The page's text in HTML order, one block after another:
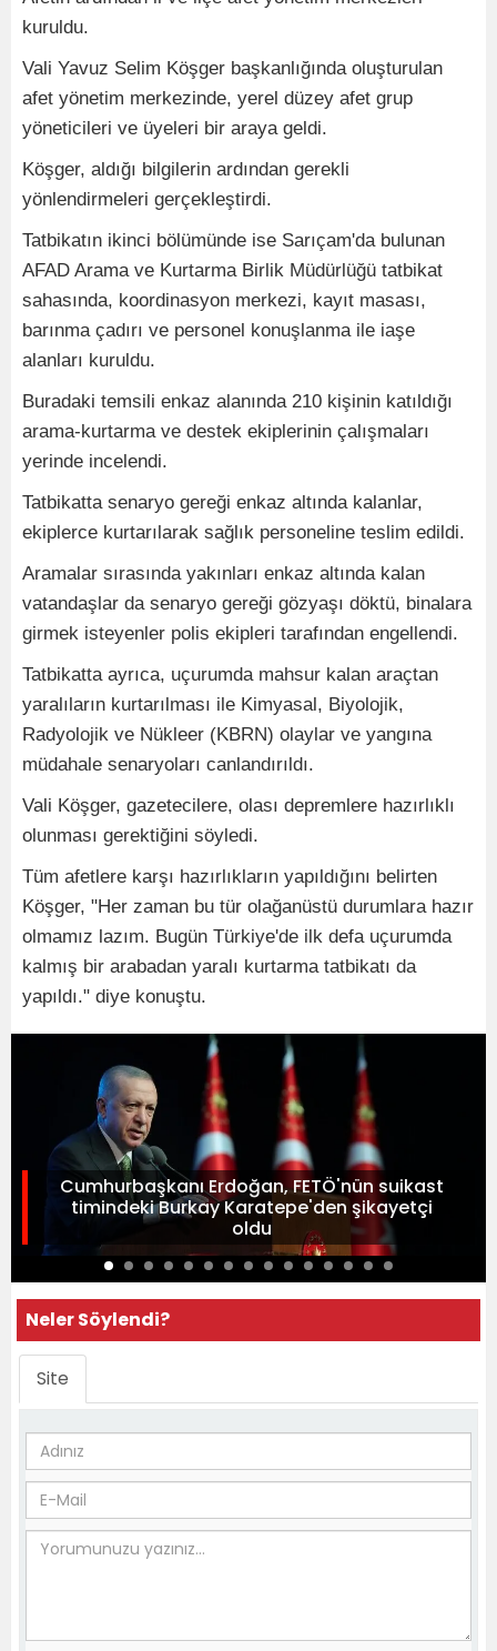
kuruldu.
Vali Yavuz Selim Köşger başkanlığında oluşturulan
afet yönetim merkezinde, yerel düzey afet grup
yöneticileri ve üyeleri bir araya geldi.
Köşger, aldığı bilgilerin ardından gerekli
yönlendirmeleri gerçekleştirdi.
Tatbikatın ikinci bölümünde ise Sarıçam'da bulunan
AFAD Arama ve Kurtarma Birlik Müdürlüğü tatbikat
sahasında, koordinasyon merkezi, kayıt masası,
barınma çadırı ve personel konuşlanma ile iaşe
alanları kuruldu.
Buradaki temsili enkaz alanında 210 kişinin katıldığı
arama-kurtarma ve destek ekiplerinin çalışmaları
yerinde incelendi.
Tatbikatta senaryo gereği enkaz altında kalanlar,
ekiplerce kurtarılarak sağlık personeline teslim edildi.
Aramalar sırasında yakınları enkaz altında kalan
vatandaşlar da senaryo gereği gözyaşı döktü, binalara
girmek isteyenler polis ekipleri tarafından engellendi.
Tatbikatta ayrıca, uçurumda mahsur kalan araçtan
yaralıların kurtarılması ile Kimyasal, Biyolojik,
Radyolojik ve Nükleer (KBRN) olaylar ve yangına
müdahale senaryoları canlandırıldı.
Vali Köşger, gazetecilere, olası depremlere hazırlıklı
olunması gerektiğini söyledi.
Tüm afetlere karşı hazırlıkların yapıldığını belirten
Köşger, "Her zaman bu tür olağanüstü durumlara hazır
olmamız lazım. Bugün Türkiye'de ilk defa uçurumda
kalmış bir arabadan yaralı kurtarma tatbikatı da
yapıldı." diye konuştu.
Cumhurbaşkanı Erdoğan, FETÖ'nün suikast
timindeki Burkay Karatepe'den şikayetçi
oldu
Neler Söylendi?
Site